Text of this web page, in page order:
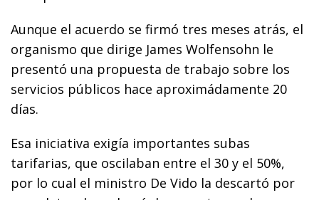
Aunque el acuerdo se firmó tres meses atrás, el
organismo que dirige James Wolfensohn le
presentó una propuesta de trabajo sobre los
servicios públicos hace aproximádamente 20
días.
Esa iniciativa exigía importantes subas
tarifarias, que oscilaban entre el 30 y el 50%,
por lo cual el ministro De Vido la descartó por